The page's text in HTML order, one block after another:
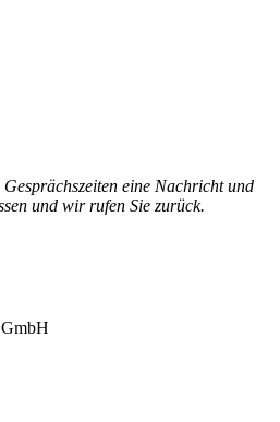
eine Nachricht und
und wir rufen Sie zurück.